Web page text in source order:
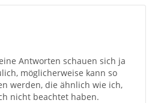
Antworten schauen sich ja
möglicherweise kann so
werden, die ähnlich wie ich,
nicht beachtet haben.